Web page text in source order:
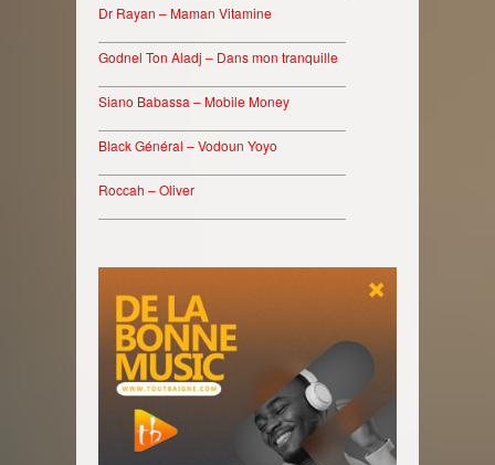
Dr Rayan – Maman Vitamine
Godnel Ton Aladj – Dans mon tranquille
Siano Babassa – Mobile Money
Black Général – Vodoun Yoyo
Roccah – Oliver